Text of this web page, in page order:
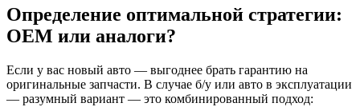
Определение оптимальной стратегии:
OEM или аналоги?
Если у вас новый авто — выгоднее брать гарантию на
оригинальные запчасти. В случае б/у или авто в эксплуатации
— разумный вариант — это комбинированный подход: